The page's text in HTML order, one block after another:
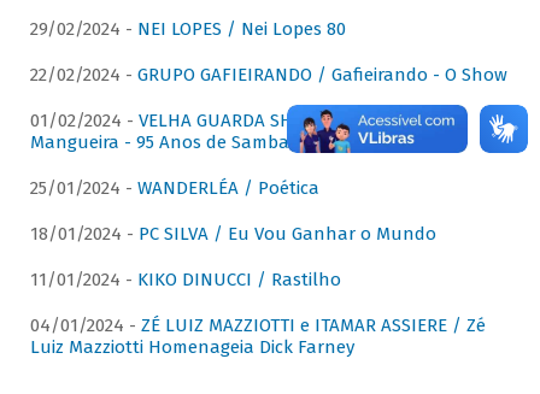
29/02/2024 - NEI LOPES / Nei Lopes 80
22/02/2024 - GRUPO GAFIEIRANDO / Gafieirando - O Show
01/02/2024 - VELHA GUARDA SHOW DA MANGUEIRA /
Mangueira - 95 Anos de Samba
25/01/2024 - WANDERLÉA / Poética
18/01/2024 - PC SILVA / Eu Vou Ganhar o Mundo
11/01/2024 - KIKO DINUCCI / Rastilho
04/01/2024 - ZÉ LUIZ MAZZIOTTI e ITAMAR ASSIERE / Zé
Luiz Mazziotti Homenageia Dick Farney